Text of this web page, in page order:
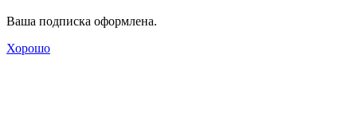
Ваша подписка оформлена.
Хорошо